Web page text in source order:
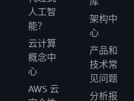
人工智
能？
云计算
概念中
心
AWS 云
架构中
心
产品和
技术常
见问题
分析报